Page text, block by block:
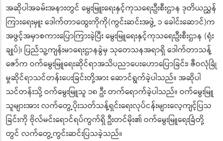
အဆိုပါအခမ်းအနားတွင် မွေးမြူးရေးနှင့်ကုသရေးဦးစီးဌာန ဒုတိယညွှန်
ကြားရေးမှူး ဒေါက်တာထွေးကိုကို(ကွင်းဆင်းအဖွဲ့၁ ခေါင်းဆောင်)က
အဖွင့်အမှာစကားပြောကြားခဲ့ပြီး မွေးမြူရေးနှင့်ကုသရေးဦးစီးဌာန (ရုံး
ချုပ်)၊ ပြည်သူ့ကျန်းမာရေးဌာနခွဲမှ သုတေသနအရာရှိ ဒေါက်တာသန့်
ဇော်က ဝက်မွေးမြူရေးဆိုင်ရာအသိပညာပေးဟောပြောခြင်း၊ ဇီဝလုံခြုံ
မှုဆိုင်ရာသင်တန်းပေးခြင်းတို့အား ဆောင်ရွက်ခဲ့ပါသည်။ အဆိုပါ
သင်တန်းသို့ ဝက်မွေးမြူသူ ၁၈ ဦး တက်ရောက်ခဲ့ပါသည်။ ဝက်မွေးမြူ
သူများအား လက်တွေ့ပိုးသတ်သန့်ရှင်းရေးလုပ်ငန်းများလေ့ကျင့်ပြသ
ခြင်းကို ဗိုလ်မင်းရောင်ရပ်ကွက်ရှိ ဦးတင်မိုး၏ ဝက်မွေးမြူရေးခြံတို့
တွင် လက်တွေ့ကွင်းဆင်းပြသခဲ့သည်။